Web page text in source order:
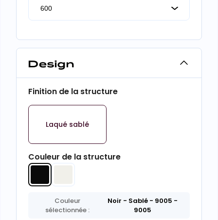
Design
Finition de la structure
Laqué sablé
Couleur de la structure
Couleur
sélectionnée :
Noir - Sablé - 9005 -
9005